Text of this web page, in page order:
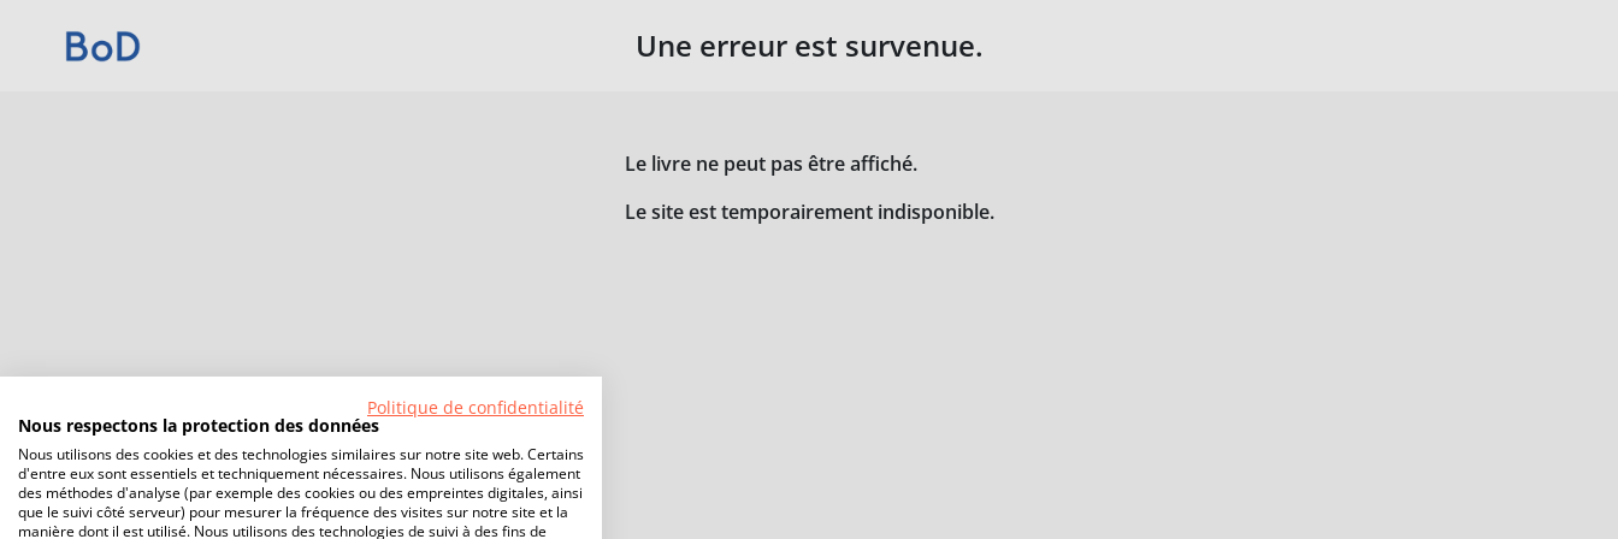
Une erreur est survenue.
Le livre ne peut pas être affiché.
Le site est temporairement indisponible.
Politique de confidentialité
Nous respectons la protection des données
Nous utilisons des cookies et des technologies similaires sur notre site web. Certains
d'entre eux sont essentiels et techniquement nécessaires. Nous utilisons également
des méthodes d'analyse (par exemple des cookies ou des empreintes digitales, ainsi
que le suivi côté serveur) pour mesurer la fréquence des visites sur notre site et la
manière dont il est utilisé. Nous utilisons des technologies de suivi à des fins de